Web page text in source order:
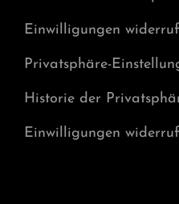
Einwilligungen
Privatsphäre-
Historie der
Einwilligungen